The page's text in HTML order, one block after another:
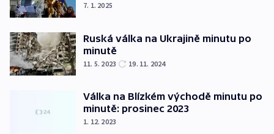
7. 1. 2025
Ruská válka na Ukrajině minutu po
minutě
11. 5. 2023 19. 11. 2024
Válka na Blízkém východě minutu po
minutě: prosinec 2023
1. 12. 2023